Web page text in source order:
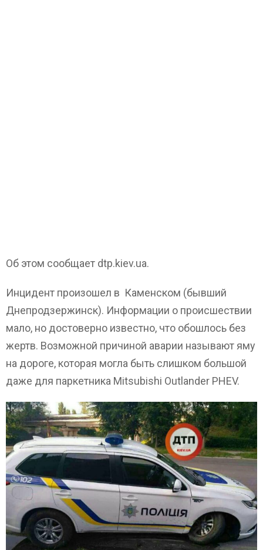
Об этом сообщает dtp.kiev.ua.
Инцидент произошел в Каменском (бывший
Днепродзержинск). Информации о происшествии
мало, но достоверно известно, что обошлось без
жертв. Возможной причиной аварии называют яму
на дороге, которая могла быть слишком большой
даже для паркетника Mitsubishi Outlander PHEV.